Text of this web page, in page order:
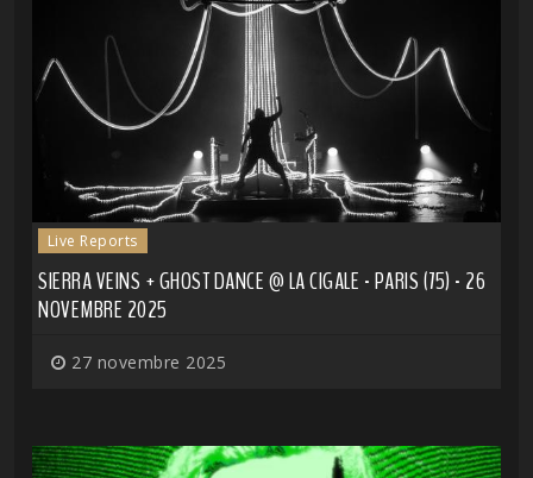
Live Reports
SIERRA VEINS + GHOST DANCE @ LA CIGALE - PARIS (75) - 26
NOVEMBRE 2025
27 novembre 2025